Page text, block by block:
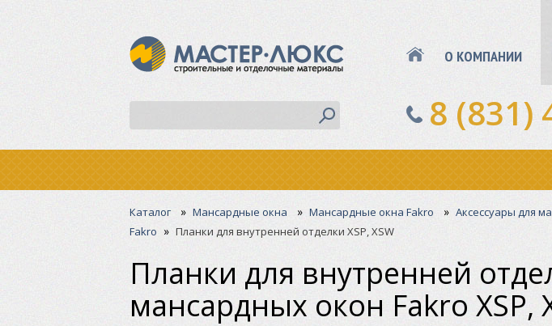
О КОМПАНИИ
8 (831)
Каталог» Мансардные окна » Мансардные окна Fakro » Аксессуары для
Fakro » Планки для внутренней отделки XSP, XSW
Планки для внутренней
мансардных окон Fakro XSP,